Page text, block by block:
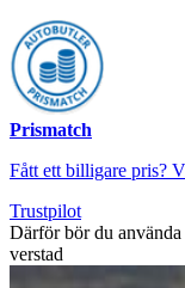
Prismatch
Fått ett billigare pris?
Trustpilot
Därför bör du
verstad